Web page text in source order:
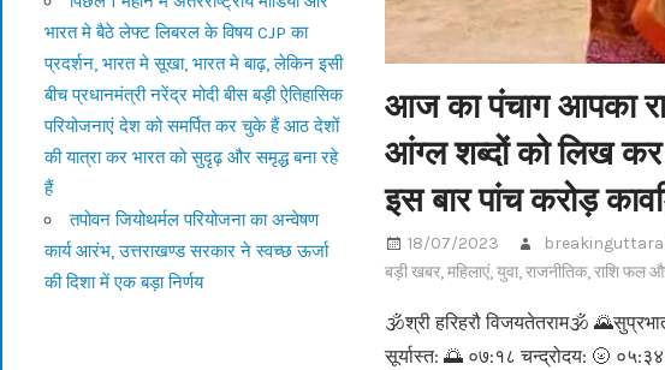
आज का पंचाग आपका
आंग्ल शब्दों को लिख कर
इस बार पांच करोड़
18/07/2023
बड़ी खबर,महिलाएं,युवा,राजनीतिक,राशि फल
🕉श्री हरिहरौ विजयतेतराम🕉
सूर्यास्त: 🌅 ०७:१८ चन्द्रोदय: 🌝
भारत मे बैठे लेफ्ट लिबरल के विषय CJP का
प्रदर्शन, भारत मे सूखा, भारत मे बाढ़, लेकिन इसी
बीच प्रधानमंत्री नरेंद्र मोदी बीस बड़ी ऐतिहासिक
परियोजनाएं देश को समर्पित कर चुके हैं आठ देशों
की यात्रा कर भारत को सुदृढ़ और समृद्ध बना रहे
हैं
तपोवन जियोथर्मल परियोजना का अन्वेषण
कार्य आरंभ, उत्तराखण्ड सरकार ने स्वच्छ ऊर्जा
की दिशा में एक बड़ा निर्णय